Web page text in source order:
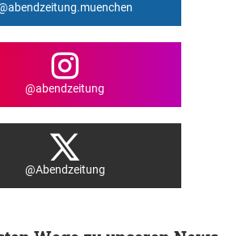
@abendzeitung
@Abendzeitung